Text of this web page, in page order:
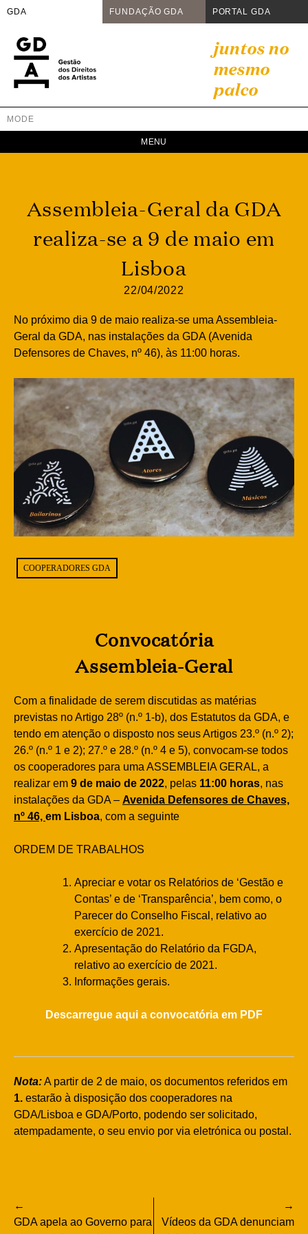
GDA FUNDAÇÃO GDA PORTAL GDA
content
juntos no
mesmo
palco
GDA
Juntos no mesmo palco
MODE
Assembleia-Geral da GDA
realiza-se a 9 de maio em
Lisboa
22/04/2022
No próximo dia 9 de maio realiza-se uma Assembleia-
Geral da GDA, nas instalações da GDA (Avenida
Defensores de Chaves, nº 46), às 11:00 horas.
COOPERADORES GDA
Convocatória
Assembleia-Geral
Com a finalidade de serem discutidas as matérias
previstas no Artigo 28º (n.º 1-b), dos Estatutos da GDA, e
tendo em atenção o disposto nos seus Artigos 23.º (n.º 2);
26.º (n.º 1 e 2); 27.º e 28.º (n.º 4 e 5), convocam-se todos
os cooperadores para uma ASSEMBLEIA GERAL, a
realizar em 9 de maio de 2022, pelas 11:00 horas, nas
instalações da GDA – Avenida Defensores de Chaves,
nº 46, em Lisboa, com a seguinte
ORDEM DE TRABALHOS
Apreciar e votar os Relatórios de ‘Gestão e
Contas’ e de ‘Transparência’, bem como, o
Parecer do Conselho Fiscal, relativo ao
exercício de 2021.
Apresentação do Relatório da FGDA,
relativo ao exercício de 2021.
Informações gerais.
Descarregue aqui a convocatória em PDF
Nota:A partir de 2 de maio, os documentos referidos em
1. estarão à disposição dos cooperadores na
GDA/Lisboa e GDA/Porto, podendo ser solicitado,
atempadamente, o seu envio por via eletrónica ou postal.
Navegação
GDA apela ao Governo para
Vídeos da GDA denunciam